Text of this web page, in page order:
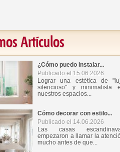
Artículos
¿Cómo puedo instalar...
Publicado el 15.06.2026
Lograr una estética de
silencioso" y minimalista
nuestros espacios...
Cómo decorar con estilo...
Publicado el 14.06.2026
Las casas
empezaron a llamar la
mucho antes de que...